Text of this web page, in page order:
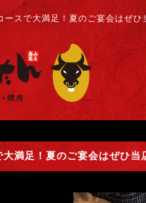
ースで大満足！夏のご宴会はぜ
大満足！夏のご宴会はぜひ